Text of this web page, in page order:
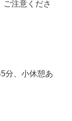
注意くださ
、小休憩あ